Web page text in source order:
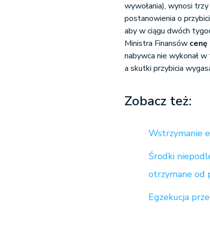
wywołania), wynosi
postanowienia o
aby w ciągu dwóch
Ministra Finansów
nabywca nie wykonał
a skutki przybicia
Zobacz też:
Wstrzymanie
Środki
otrzymane od
Egzekucja